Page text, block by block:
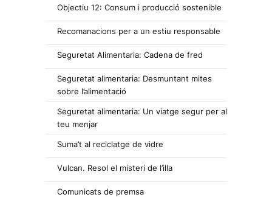
Objectiu 12: Consum i producció sostenible
Recomanacions per a un estiu responsable
Seguretat Alimentaria: Cadena de fred
Seguretat alimentaria: Desmuntant mites
sobre l’alimentació
Seguretat alimentaria: Un viatge segur per al
teu menjar
Suma’t al reciclatge de vidre
Vulcan. Resol el misteri de l’illa
Comunicats de premsa